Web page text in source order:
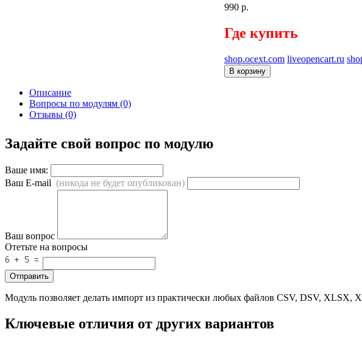
990 р.
Где купить
shop.ocext.com liveopencart.ru
В корзину
Описание
Вопросы по модулям (0)
Отзывы (0)
Задайте свой вопрос по модулю
Ваше имя:
Ваш E-mail (никода не будет опубликован)
Ваш вопрос
Отетьте на вопросы
Отправить
Модуль позволяет делать импорт из практически любых файлов CSV, DSV, XLSX,
Ключевые отличия от других вариантов